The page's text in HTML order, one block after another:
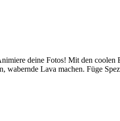
deine Fotos! Mit den
wabernde Lava machen. Füge